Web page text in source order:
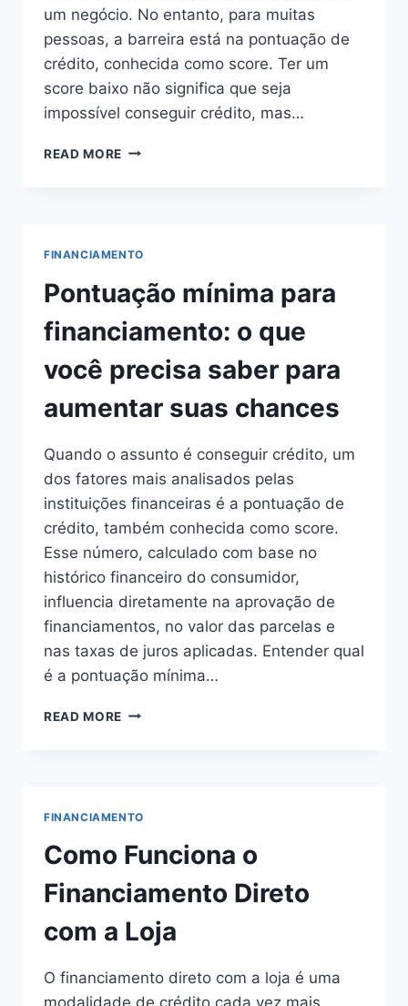
um negócio. No entanto, para muitas
pessoas, a barreira está na pontuação de
crédito, conhecida como score. Ter um
score baixo não significa que seja
impossível conseguir crédito, mas…
READ MORE COMO
FINANCIAMENTO
Pontuação mínima para
financiamento: o que
você precisa saber para
aumentar suas chances
Quando o assunto é conseguir crédito, um
dos fatores mais analisados pelas
instituições financeiras é a pontuação de
crédito, também conhecida como score.
Esse número, calculado com base no
histórico financeiro do consumidor,
influencia diretamente na aprovação de
financiamentos, no valor das parcelas e
nas taxas de juros aplicadas. Entender qual
é a pontuação mínima…
READ MORE PONTUAÇÃO
VOCÊ
PRECISA
SABER
PARA
AUMENTAR
SUAS
CHANCES
FINANCIAMENTO
Como Funciona o
Financiamento Direto
com a Loja
O financiamento direto com a loja é uma